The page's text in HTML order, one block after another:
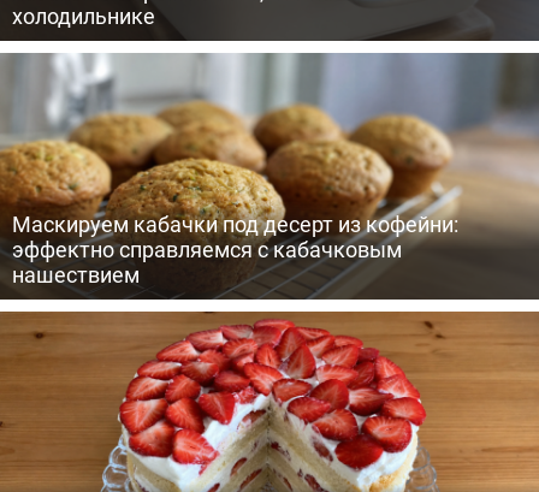
холодильнике
Маскируем кабачки под десерт из кофейни:
эффектно справляемся с кабачковым
нашествием